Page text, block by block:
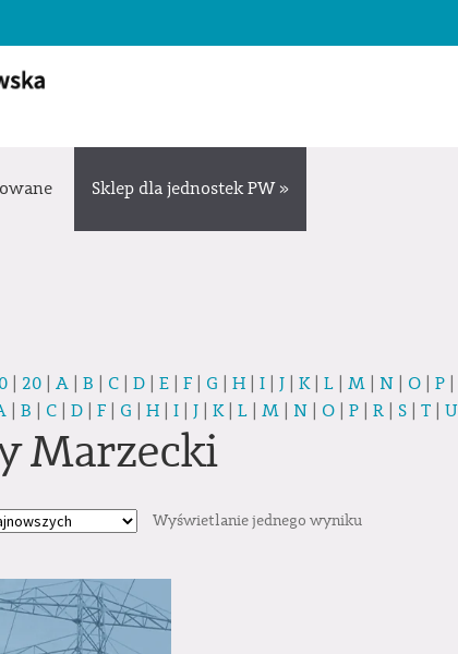
Sklep dla jednostek PW »
| 20| A| B | C| D| E| F| G | H| I| J| K| L| M| N| O| P|
| B | C| D| F| G | H| I| J| K| L| M| N| O| P| R| S| T| U
Marzecki
Wyświetlanie jednego wyniku